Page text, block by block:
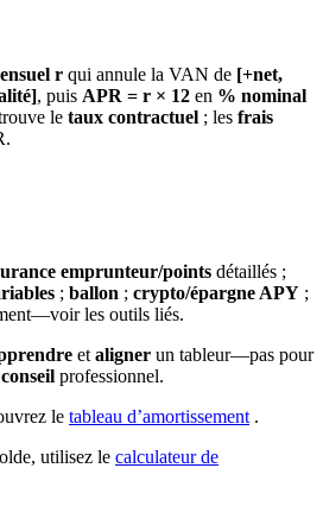
r qui annule la VAN de [+net,
, puis APR = r × 12 en % nominal
le taux contractuel ; les frais
emprunteur/points détaillés ;
; ballon ; crypto/épargne APY ;
les outils liés.
et aligner un tableur—pas pour
conseil professionnel.
le tableau d’amortissement .
utilisez le calculateur de